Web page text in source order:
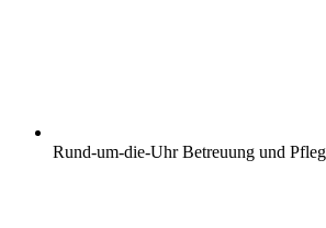
Rund-um-die-Uhr Betreuung und